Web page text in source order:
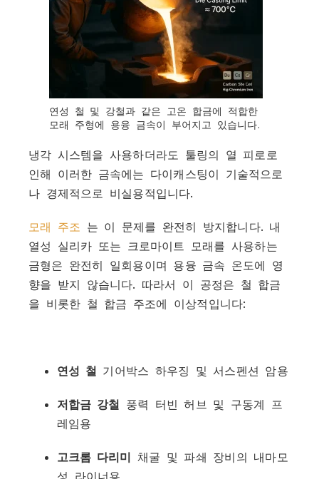
연성 철 및 강철과 같은 고온 합금에 적합한
모래 주형에 용융 금속이 부어지고 있습니다.
냉각 시스템을 사용하더라도 툴링의 열 피로로
인해 이러한 금속에는 다이캐스팅이 기술적으로
나 경제적으로 비실용적입니다.
모래 주조 는 이 문제를 완전히 방지합니다. 내
열성 실리카 또는 크로마이트 모래를 사용하는
금형은 완전히 일회용이며 용융 금속 온도에 영
향을 받지 않습니다. 따라서 이 공정은 철 합금
을 비롯한 철 합금 주조에 이상적입니다:
연성 철 기어박스 하우징 및 서스펜션 암용
저합금 강철 풍력 터빈 허브 및 구동계 프
레임용
고크롬 다리미 채굴 및 파쇄 장비의 내마모
성 라이너용